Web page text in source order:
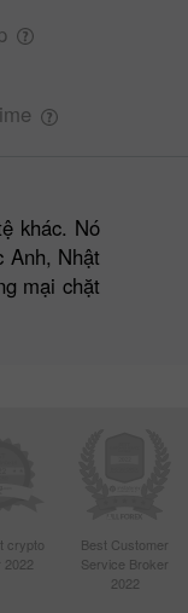
khác. Nó
Anh, Nhật
mại chặt
crypto
2022
Best Customer
Service Broker
2022